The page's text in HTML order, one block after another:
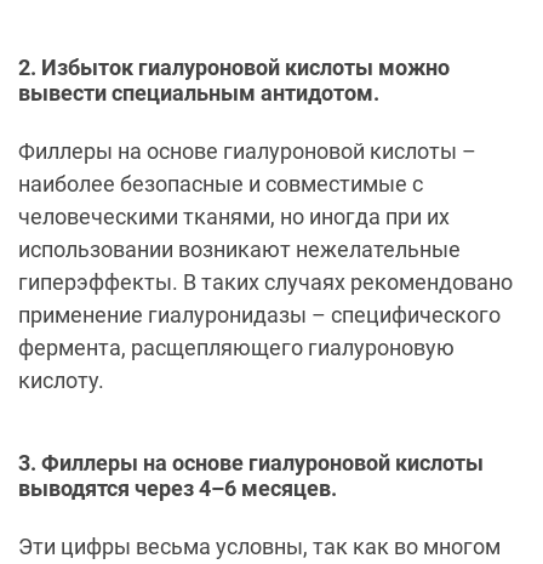
2. Избыток гиалуроновой кислоты можно
вывести специальным антидотом.
Филлеры на основе гиалуроновой кислоты –
наиболее безопасные и совместимые с
человеческими тканями, но иногда при их
использовании возникают нежелательные
гиперэффекты. В таких случаях рекомендовано
применение гиалуронидазы – специфического
фермента, расщепляющего гиалуроновую
кислоту.
3. Филлеры на основе гиалуроновой кислоты
выводятся через 4–6 месяцев.
Эти цифры весьма условны, так как во многом